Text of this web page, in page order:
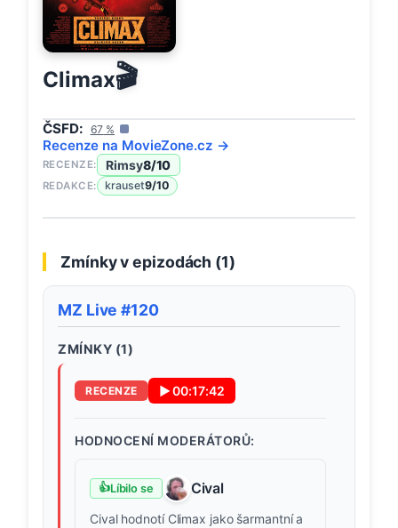
Climax🎬
ČSFD: 67 %
Recenze na MovieZone.cz →
RECENZE: Rimsy8/10
REDAKCE: krauset9/10
Zmínky v epizodách (1)
MZ Live #120
ZMÍNKY (1)
RECENZE ▶00:17:42
HODNOCENÍ MODERÁTORŮ:
👍Líbilo se Cival
Cival hodnotí Climax jako šarmantní a